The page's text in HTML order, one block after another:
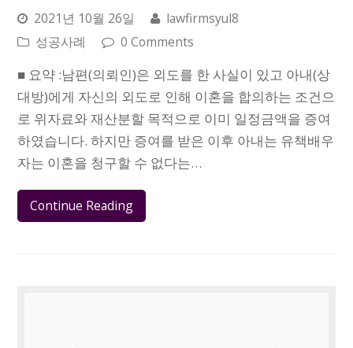
2021년 10월 26일
lawfirmsyul8
성공사례
0 Comments
■ 요약 :남편(의뢰인)은 외도를 한 사실이 있고 아내(상
대방)에게 자신의 외도로 인해 이혼을 합의하는 조건으
로 위자료와 재산분할 목적으로 이미 일정금액을 증여
하였습니다. 하지만 증여를 받은 이후 아내는 유책배우
자는 이혼을 청구할 수 없다는…
Continue Reading